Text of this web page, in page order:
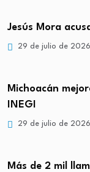
Jesús Mora
29 de julio de 2026
Michoacán
INEGI
29 de julio de 2026
Más de 2 mil